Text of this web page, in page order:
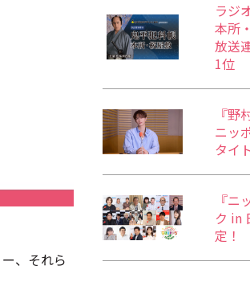
、それら
ラジ
本所
放送
1位
『野
ニッ
タイ
『ニ
ク in
定！